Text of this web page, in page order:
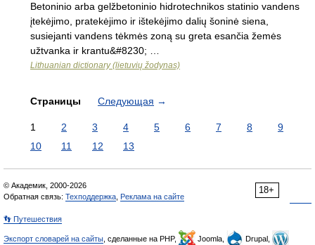
Betoninio arba gelžbetoninio hidrotechnikos statinio vandens
įtekėjimo, pratekėjimo ir ištekėjimo dalių šoninė siena,
susiejanti vandens tėkmės zoną su greta esančia žemės
užtvanka ir krantu&#8230; …
Lithuanian dictionary (lietuvių žodynas)
Страницы Следующая →
1 2 3 4 5 6 7 8
9
10
11 12 13
18+
© Академик, 2000-2026
Обратная связь: Техподдержка Реклама на сайте
👣 Путешествия
Экспорт словарей на сайты , сделанные на PHP, Joomla,
Drupal,